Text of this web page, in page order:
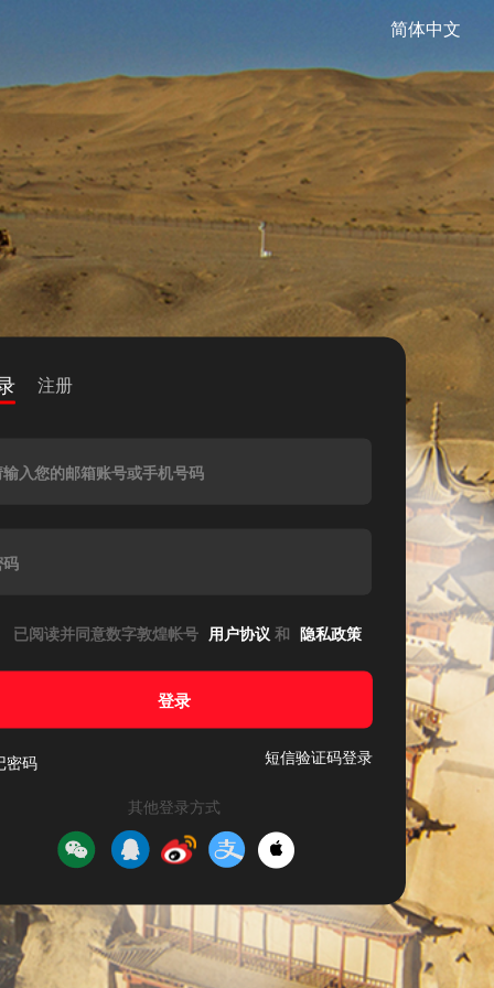
简体中文
注册
入您的邮箱账号或手机号码
已阅读并同意数字敦煌帐号 用户协议 和 隐私政策
登录
密码 短信验证码登录
其他登录方式